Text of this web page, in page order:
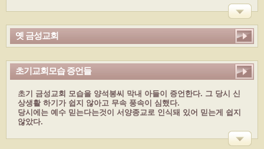
최초의 기도 모임이 모태가 되어 세워진 금성교회는 새로운 예배당
을 세운다.
옛 금성교회
초기교회모습 증언들
초기 금성교회 모습을 양석봉씨 막내 아들이 증언한다. 그 당시 신
상생활 하기가 쉽지 않아고 무속 풍속이 심했다.
당시에는 예수 믿는다는것이 서양종교로 인식돼 있어 믿는게 쉽지
않았다.